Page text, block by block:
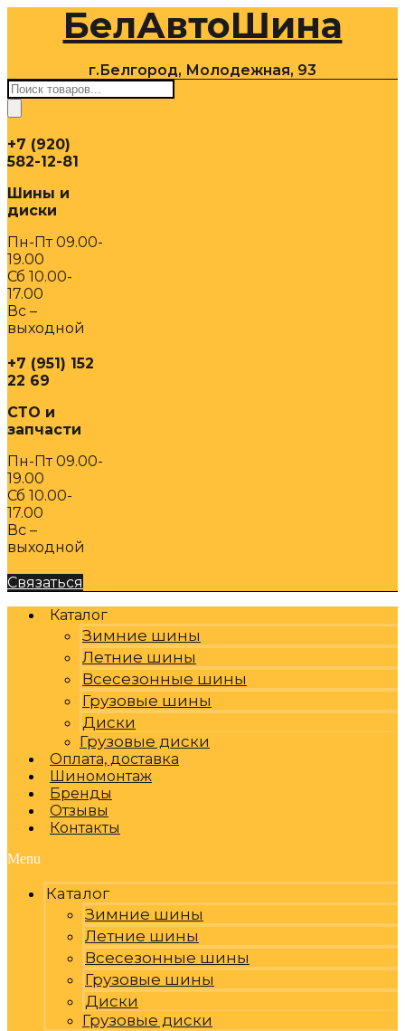
содержимомуБелАвтоШина
г.Белгород, Молодежная, 93
Поиск
товаров
+7 (920)
582-12-81
Шины и
диски
Пн-Пт 09.00-
19.00
Сб 10.00-
17.00
Вс –
выходной
+7 (951) 152
22 69
СТО и
запчасти
Пн-Пт 09.00-
19.00
Сб 10.00-
17.00
Вс –
выходной
Связаться
Каталог
Зимние шины
Летние шины
Всесезонные шины
Грузовые шины
Диски
Грузовые диски
Оплата, доставка
Шиномонтаж
Бренды
Отзывы
Контакты
Menu
Каталог
Зимние шины
Летние шины
Всесезонные шины
Грузовые шины
Диски
Грузовые диски